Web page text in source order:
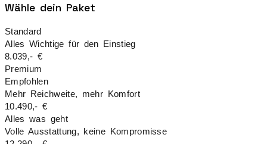
Wähle dein Paket
Standard
Alles Wichtige für den Einstieg
8.039,- €
Premium
Empfohlen
Mehr Reichweite, mehr Komfort
10.490,- €
Alles was geht
Volle Ausstattung, keine Kompromisse